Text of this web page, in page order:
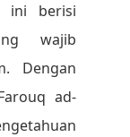
ini berisi
wajib
Dengan
ad-